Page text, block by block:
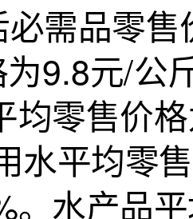
品零售
9.8元/公
均零售价
水平均零
。水产品